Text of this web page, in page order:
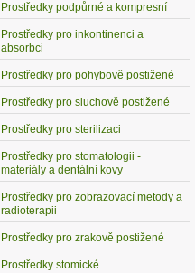
Prostředky podpůrné a kompresní
Prostředky pro inkontinenci a
absorbci
Prostředky pro pohybově postižené
Prostředky pro sluchově postižené
Prostředky pro sterilizaci
Prostředky pro stomatologii -
materiály a dentální kovy
Prostředky pro zobrazovací metody a
radioterapii
Prostředky pro zrakově postižené
Prostředky stomické